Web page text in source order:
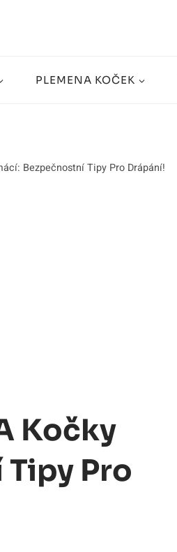
PLEMENA KOČEK
Bezpečnostní Tipy Pro Drápání!
Kočky
Pro